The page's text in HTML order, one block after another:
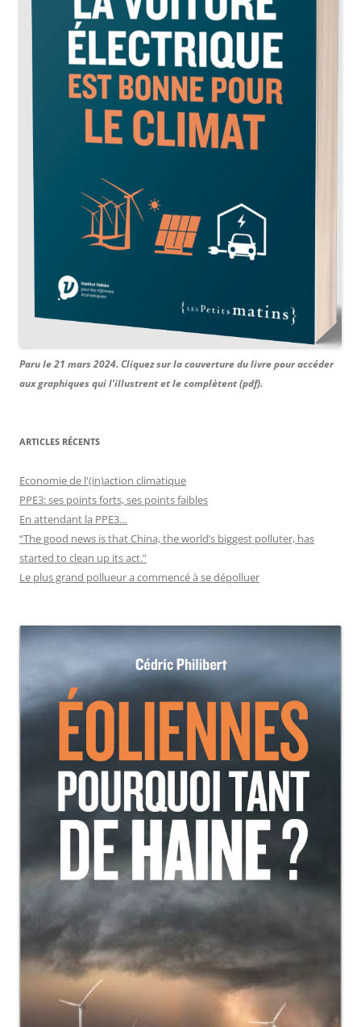
Paru le 21 mars 2024. Cliquez sur la couverture du livre pour accéder
aux graphiques qui l'illustrent et le complètent (pdf).
ARTICLES RÉCENTS
Economie de l'(in)action climatique
PPE3: ses points forts, ses points faibles
En attendant la PPE3…
“The good news is that China, the world’s biggest polluter, has
started to clean up its act.”
Le plus grand pollueur a commencé à se dépolluer